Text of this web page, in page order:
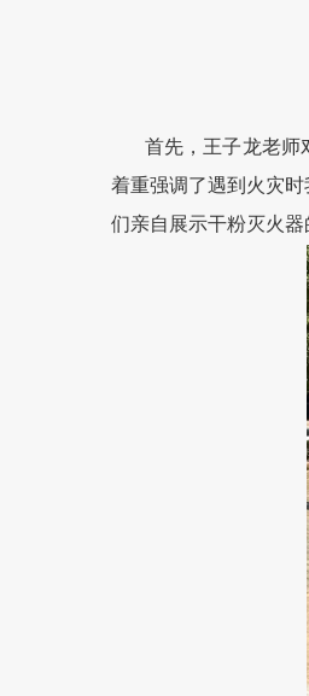
首先 ，王子龙老师
着重强调了遇到火灾
们亲自展示干粉灭火